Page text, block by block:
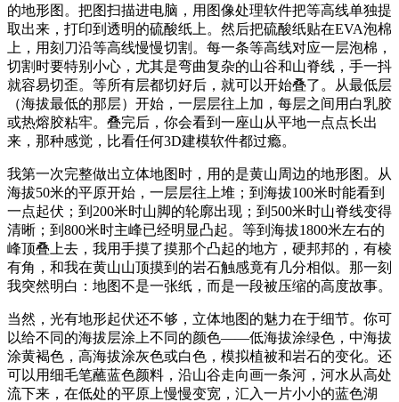
的地形图。把图扫描进电脑，用图像处理软件把等高线单独提
取出来，打印到透明的硫酸纸上。然后把硫酸纸贴在EVA泡棉
上，用刻刀沿等高线慢慢切割。每一条等高线对应一层泡棉，
切割时要特别小心，尤其是弯曲复杂的山谷和山脊线，手一抖
就容易切歪。等所有层都切好后，就可以开始叠了。从最低层
（海拔最低的那层）开始，一层层往上加，每层之间用白乳胶
或热熔胶粘牢。叠完后，你会看到一座山从平地一点点长出
来，那种感觉，比看任何3D建模软件都过瘾。
我第一次完整做出立体地图时，用的是黄山周边的地形图。从
海拔50米的平原开始，一层层往上堆；到海拔100米时能看到
一点起伏；到200米时山脚的轮廓出现；到500米时山脊线变得
清晰；到800米时主峰已经明显凸起。等到海拔1800米左右的
峰顶叠上去，我用手摸了摸那个凸起的地方，硬邦邦的，有棱
有角，和我在黄山山顶摸到的岩石触感竟有几分相似。那一刻
我突然明白：地图不是一张纸，而是一段被压缩的高度故事。
当然，光有地形起伏还不够，立体地图的魅力在于细节。你可
以给不同的海拔层涂上不同的颜色——低海拔涂绿色，中海拔
涂黄褐色，高海拔涂灰色或白色，模拟植被和岩石的变化。还
可以用细毛笔蘸蓝色颜料，沿山谷走向画一条河，河水从高处
流下来，在低处的平原上慢慢变宽，汇入一片小小的蓝色湖